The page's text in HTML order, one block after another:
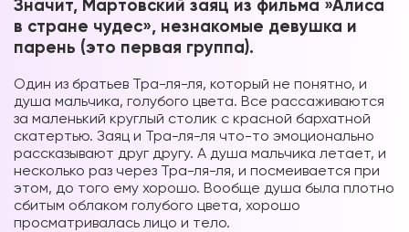
Значит, Мартовский заяц из фильма »Алиса
в стране чудес», незнакомые девушка и
парень (это первая группа).
Один из братьев Тра-ля-ля, который не понятно, и
душа мальчика, голубого цвета. Все рассаживаются
за маленький круглый столик с красной бархатной
скатертью. Заяц и Тра-ля-ля что-то эмоционально
рассказывают друг другу. А душа мальчика летает, и
несколько раз через Тра-ля-ля, и посмеивается при
этом, до того ему хорошо. Вообще душа была плотно
сбитым облаком голубого цвета, хорошо
просматривалась лицо и тело.